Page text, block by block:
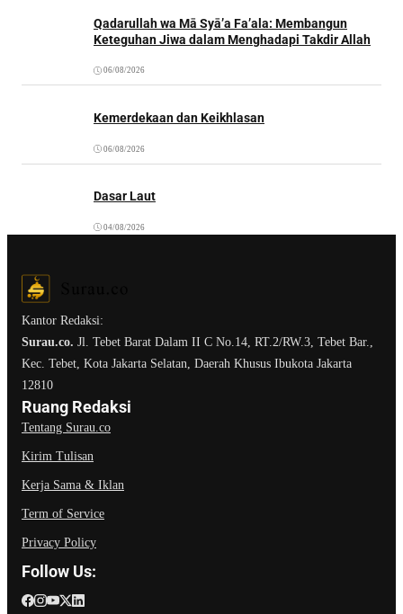
Qadarullah wa Mā Syā’a Fa’ala: Membangun
Keteguhan Jiwa dalam Menghadapi Takdir Allah
06/08/2026
Kemerdekaan dan Keikhlasan
06/08/2026
Dasar Laut
04/08/2026
Kantor Redaksi:
Surau.co. Jl. Tebet Barat Dalam II C No.14, RT.2/RW.3, Tebet Bar.,
Kec. Tebet, Kota Jakarta Selatan, Daerah Khusus Ibukota Jakarta
12810
Ruang Redaksi
Tentang Surau.co
Kirim Tulisan
Kerja Sama & Iklan
Term of Service
Privacy Policy
Follow Us: